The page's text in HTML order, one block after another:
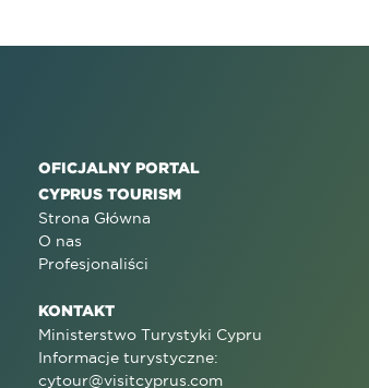
OFICJALNY PORTAL
CYPRUS TOURISM
Strona Główna
O nas
Profesjonaliści
KONTAKT
Ministerstwo Turystyki Cypru
Informacje turystyczne:
cytour@visitcyprus.com